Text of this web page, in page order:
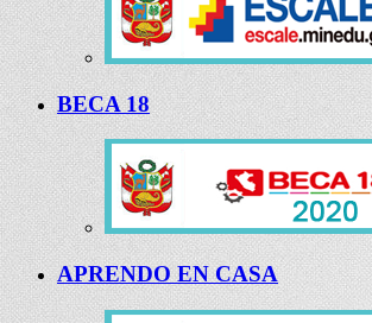
BECA 18
APRENDO EN CASA